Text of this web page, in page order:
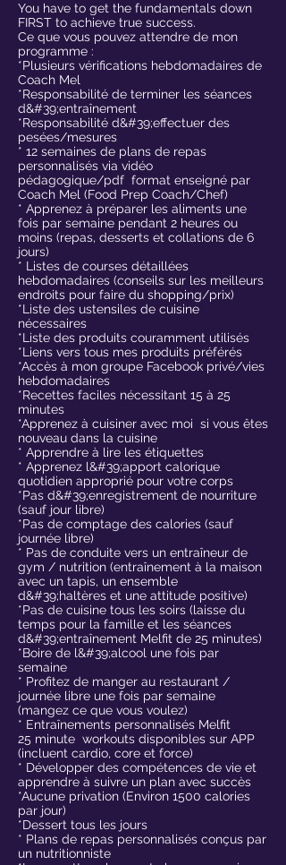
You have to get the fundamentals down
FIRST to achieve true success.
Ce que vous pouvez attendre de mon
programme :
*Plusieurs vérifications hebdomadaires de
Coach Mel
*Responsabilité de terminer les séances
d&#39;entraînement
*Responsabilité d&#39;effectuer des
pesées/mesures
* 12 semaines de plans de repas
personnalisés via vidéo
pédagogique/pdf format enseigné par
Coach Mel (Food Prep Coach/Chef)
* Apprenez à préparer les aliments une
fois par semaine pendant 2 heures ou
moins (repas, desserts et collations de 6
jours)
* Listes de courses détaillées
hebdomadaires (conseils sur les meilleurs
endroits pour faire du shopping/prix)
*Liste des ustensiles de cuisine
nécessaires
*Liste des produits couramment utilisés
*Liens vers tous mes produits préférés
*Accès à mon groupe Facebook privé/vies
hebdomadaires
*Recettes faciles nécessitant 15 à 25
minutes
*Apprenez à cuisiner avec moi si vous êtes
nouveau dans la cuisine
* Apprendre à lire les étiquettes
* Apprenez l&#39;apport calorique
quotidien approprié pour votre corps
*Pas d&#39;enregistrement de nourriture
(sauf jour libre)
*Pas de comptage des calories (sauf
journée libre)
* Pas de conduite vers un entraîneur de
gym / nutrition (entraînement à la maison
avec un tapis, un ensemble
d&#39;haltères et une attitude positive)
*Pas de cuisine tous les soirs (laisse du
temps pour la famille et les séances
d&#39;entraînement Melfit de 25 minutes)
*Boire de l&#39;alcool une fois par
semaine
* Profitez de manger au restaurant /
journée libre une fois par semaine
(mangez ce que vous voulez)
* Entraînements personnalisés Melfit
25 minute workouts disponibles sur APP
(incluent cardio, core et force)
* Développer des compétences de vie et
apprendre à suivre un plan avec succès
*Aucune privation (Environ 1500 calories
par jour)
*Dessert tous les jours
* Plans de repas personnalisés conçus par
un nutritionniste